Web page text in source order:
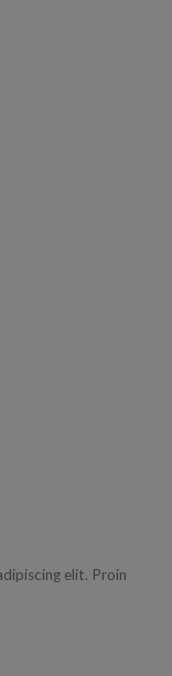
elit. Proin